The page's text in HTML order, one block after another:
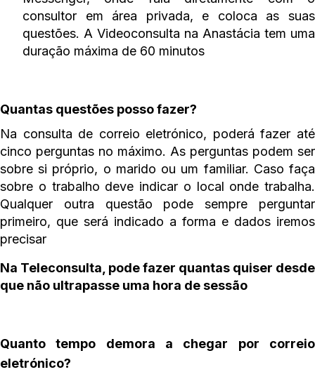
consultor em área privada, e coloca as suas
questões. A Videoconsulta na Anastácia tem uma
duração máxima de 60 minutos
Quantas questões posso fazer?
Na consulta de correio eletrónico, poderá fazer até
cinco perguntas no máximo. As perguntas podem ser
sobre si próprio, o marido ou um familiar. Caso faça
sobre o trabalho deve indicar o local onde trabalha.
Qualquer outra questão pode sempre perguntar
primeiro, que será indicado a forma e dados iremos
precisar
Na Teleconsulta, pode fazer quantas quiser desde
que não ultrapasse uma hora de sessão
Quanto tempo demora a chegar por correio
eletrónico?